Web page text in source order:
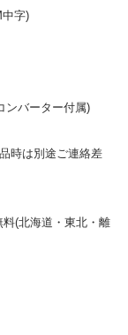
中字)
ンバーター付属)
時は別途ご連絡差
料(北海道・東北・離